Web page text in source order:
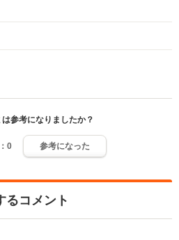
参考になりましたか？
0 参考になった
るコメント